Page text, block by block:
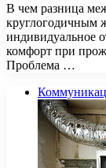
В чем разница
круглогодичным
индивидуальное
комфорт при
Проблема …